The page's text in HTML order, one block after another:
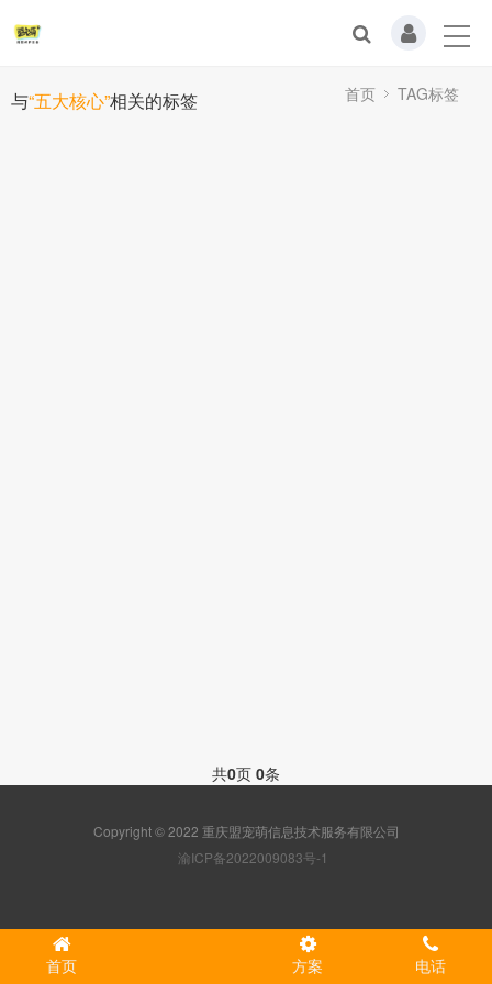
与“五大核心”相关的标签 首页 TAG标签
共0页 0条
Copyright © 2022 重庆盟宠萌信息技术服务有限公司
渝ICP备2022009083号-1
首页 方案 电话